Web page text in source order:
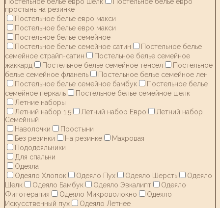
простынь на резинке
Постельное белье евро макси
Постельное белье евро макси
Постельное белье семейное
Постельное белье семейное сатин
Постельное белье
семейное страйп-сатин
Постельное белье семейное
жаккард
Постельное белье семейное тенсел
Постельное
белье семейное фланель
Постельное белье семейное лен
Постельное белье семейное бамбук
Постельное белье
семейное перкаль
Постельное белье семейное шелк
Летние наборы
Летний набор 1,5
Летний набор Евро
Летний набор
Семейный
Наволочки
Простыни
Без резинки
На резинке
Махровая
Пододеяльники
Для спальни
Одеяла
Одеяло Хлопок
Одеяло Пух Одеяло Шерсть
Одеяло
Шелк
Одеяло Бамбук Одеяло Эвкалипт
Одеяло
Фитотерапия
Одеяло Микроволокно
Одеяло
Искусственный пух
Одеяло Летнее